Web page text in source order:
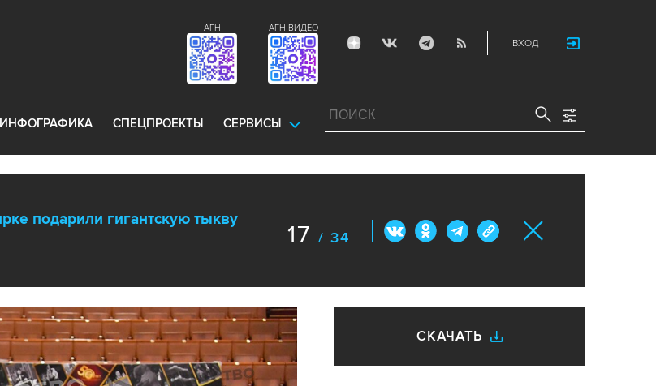
ВХОД
АГН ВИДЕО
АГН
ИНФОГРАФИКА СПЕЦПРОЕКТЫ СЕРВИСЫ
подарили гигантскую тыкву
17 / 34
СКАЧАТЬ